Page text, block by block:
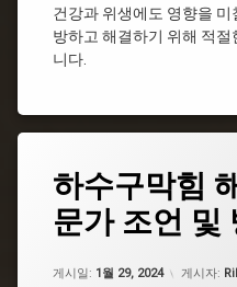
건강과 위생에도 영향을 미
방하고 해결하기 위해 적
니다.
싱
크
하수구막힘
문가 조언 및
게시일: 1월 29, 2024
업데이트
게시자: